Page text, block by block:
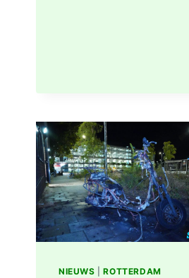
IN
ROTTERDAM
NIEUWS |ROTTERDAM